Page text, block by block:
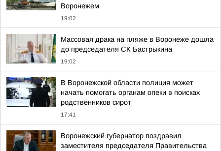
Воронежем
19:02
Массовая драка на пляже в Воронеже дошла
до председателя СК Бастрыкина
19:02
В Воронежской области полиция может
начать помогать органам опеки в поисках
родственников сирот
17:41
Воронежский губернатор поздравил
заместителя председателя Правительства